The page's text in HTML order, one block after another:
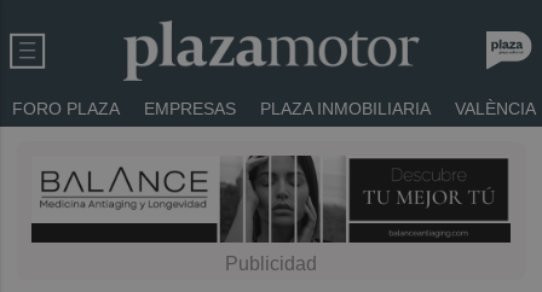
FORO PLAZA EMPRESAS PLAZA INMOBILIARIA VALÈNCIA